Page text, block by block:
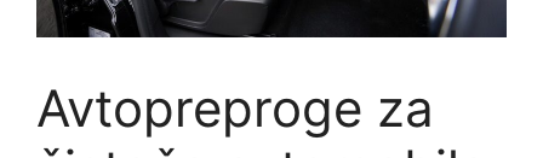
Avtopreproge za